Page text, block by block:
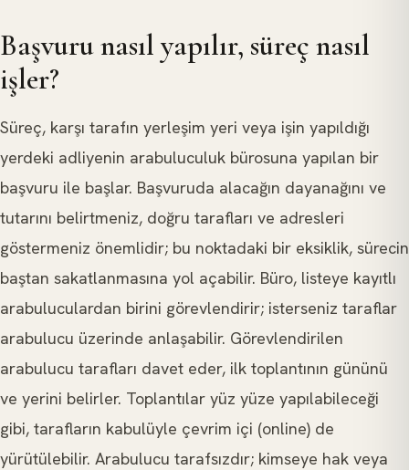
Başvuru nasıl yapılır, süreç nasıl
işler?
Süreç, karşı tarafın yerleşim yeri veya işin yapıldığı
yerdeki adliyenin arabuluculuk bürosuna yapılan bir
başvuru ile başlar. Başvuruda alacağın dayanağını ve
tutarını belirtmeniz, doğru tarafları ve adresleri
göstermeniz önemlidir; bu noktadaki bir eksiklik, sürecin
baştan sakatlanmasına yol açabilir. Büro, listeye kayıtlı
arabuluculardan birini görevlendirir; isterseniz taraflar
arabulucu üzerinde anlaşabilir. Görevlendirilen
arabulucu tarafları davet eder, ilk toplantının gününü
ve yerini belirler. Toplantılar yüz yüze yapılabileceği
gibi, tarafların kabulüyle çevrim içi (online) de
yürütülebilir. Arabulucu tarafsızdır; kimseye hak veya